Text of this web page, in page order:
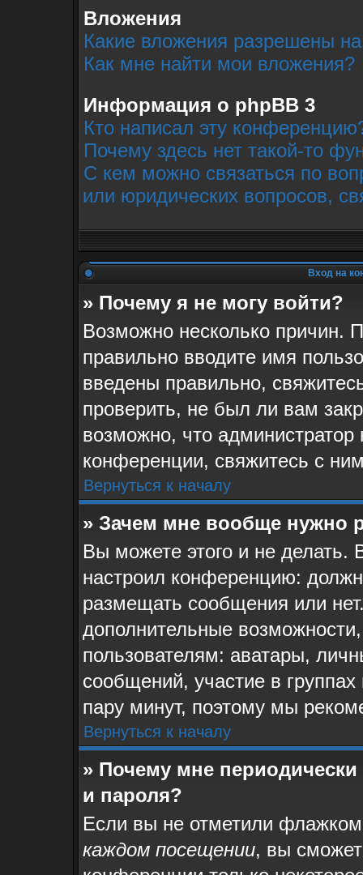
Вложения
Какие вложения разрешены
Как мне найти мои вложения?
Информация о phpBB 3
Кто написал эту
Почему здесь нет такой-то
С кем можно связаться по
или юридических вопросов,
Вход на
» Почему я не могу войти?
Возможно несколько причин.
правильно вводите имя
введены правильно,
проверить, не был ли вам
возможно, что
конференции, свяжитесь с
Вернуться к началу
» Зачем мне вообще нужно
Вы можете этого и не делать.
настроил конференцию:
размещать сообщения или
дополнительные
пользователям: аватары,
сообщений, участие в группах
пару минут, поэтому мы
Вернуться к началу
» Почему мне
и пароля?
Если вы не отметили
каждом посещении, вы